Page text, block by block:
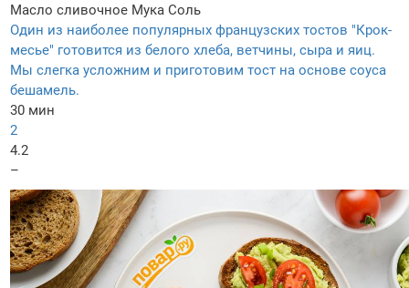
Масло сливочное Мука Соль
Один из наиболее популярных французских тостов "Крок-
месье" готовится из белого хлеба, ветчины, сыра и яиц.
Мы слегка усложним и приготовим тост на основе соуса
бешамель.
30 мин
2
4.2
–